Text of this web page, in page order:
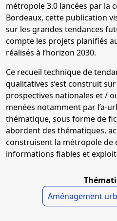
métropole 3.0 lancées par la
Bordeaux, cette publication
sur les grandes tendances
compte les projets planifiés
réalisés à l’horizon 2030.
Ce recueil technique de
qualitatives s’est construit
prospectives nationales et /
menées notamment par l’a-
thématique, sous forme de
abordent des thématiques,
construisent la métropole de
informations fiables et
Aménagement